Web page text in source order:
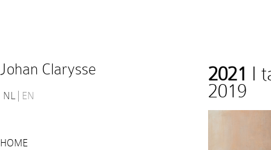
Johan Clarysse
NL EN
HOME
2021 I
2019